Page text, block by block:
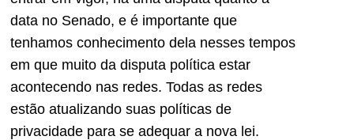
data no Senado, e é importante que
tenhamos conhecimento dela nesses tempos
em que muito da disputa política estar
acontecendo nas redes. Todas as redes
estão atualizando suas políticas de
privacidade para se adequar a nova lei.